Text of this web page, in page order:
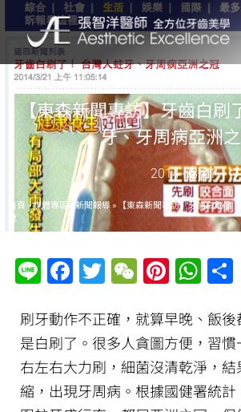
【東森新聞專訪】牙齒白刷
牙、牙周病亞洲
2014-03-21
首頁»媒體專區» 新聞報導» 【東森新聞專訪】牙齒白刷了
冠
LineFacebook
Twitter
WeChat
刷牙動作不正確，就算早晚、飯
是白刷了。很多人貪圖方便，習
右左右大力刷，細菌沒清乾淨，
縮，出現牙周病。根據國健署統